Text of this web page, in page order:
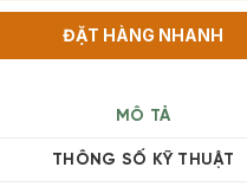
ĐẶT HÀNG NHANH
MÔ TẢ
THÔNG SỐ KỸ THUẬT